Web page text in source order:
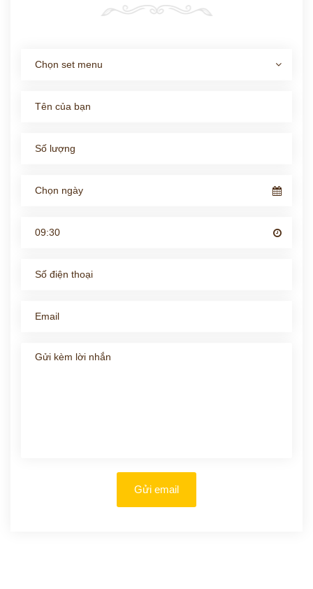
Gửi email